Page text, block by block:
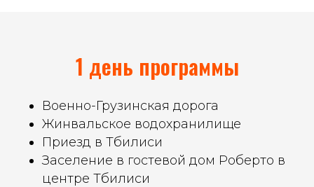
1 день программы
Военно-Грузинская дорога
Жинвальское водохранилище
Приезд в Тбилиси
Заселение в гостевой дом Роберто в
центре Тбилиси